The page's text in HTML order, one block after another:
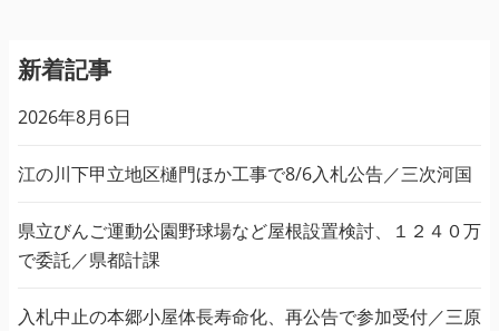
新着記事
2026年8月6日
江の川下甲立地区樋門ほか工事で8/6入札公告／三次河国
県立びんご運動公園野球場など屋根設置検討、１２４０万
で委託／県都計課
入札中止の本郷小屋体長寿命化、再公告で参加受付／三原